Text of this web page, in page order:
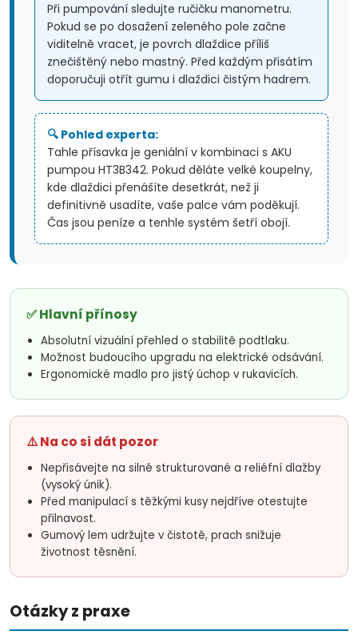
Při pumpování sledujte ručičku manometru.
Pokud se po dosažení zeleného pole začne
viditelně vracet, je povrch dlaždice příliš
znečištěný nebo mastný. Před každým přisátím
doporučuji otřít gumu i dlaždici čistým hadrem.
🔍 Pohled experta:
Tahle přísavka je geniální v kombinaci s AKU
pumpou HT3B342. Pokud děláte velké koupelny,
kde dlaždici přenášíte desetkrát, než ji
definitivně usadíte, vaše palce vám poděkují.
Čas jsou peníze a tenhle systém šetří obojí.
✅ Hlavní přínosy
Absolutní vizuální přehled o stabilitě podtlaku.
Možnost budoucího upgradu na elektrické odsávání.
Ergonomické madlo pro jistý úchop v rukavicích.
⚠️ Na co si dát pozor
Nepřisávejte na silně strukturované a reliéfní dlažby
(vysoký únik).
Před manipulací s těžkými kusy nejdříve otestujte
přilnavost.
Gumový lem udržujte v čistotě, prach snižuje
životnost těsnění.
Otázky z praxe